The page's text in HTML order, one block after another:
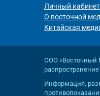
Личный кабинет
О восточной
Китайская
ООО «Восточный
Информация,